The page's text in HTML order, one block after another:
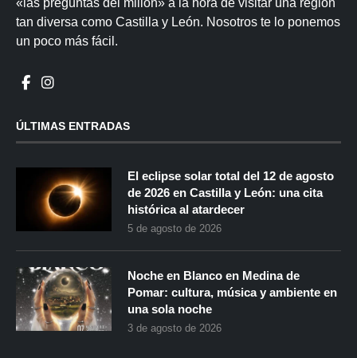
«las preguntas del millón» a la hora de visitar una región
tan diversa como Castilla y León. Nosotros te lo ponemos
un poco más fácil.
ÚLTIMAS ENTRADAS
El eclipse solar total del 12 de agosto
de 2026 en Castilla y León: una cita
histórica al atardecer
5 de agosto de 2026
Noche en Blanco en Medina de
Pomar: cultura, música y ambiente en
una sola noche
3 de agosto de 2026